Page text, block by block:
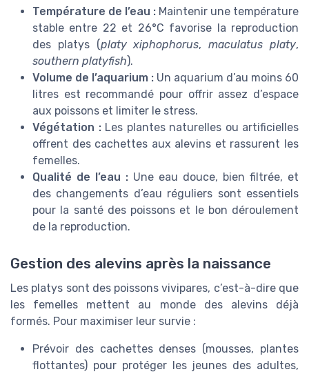
Température de l’eau : Maintenir une température
stable entre 22 et 26°C favorise la reproduction
des platys (platy xiphophorus,maculatus platy,
southern platyfish).
Volume de l’aquarium : Un aquarium d’au moins 60
litres est recommandé pour offrir assez d’espace
aux poissons et limiter le stress.
Végétation :Les plantes naturelles ou artificielles
offrent des cachettes aux alevins et rassurent les
femelles.
Qualité de l’eau : Une eau douce, bien filtrée, et
des changements d’eau réguliers sont essentiels
pour la santé des poissons et le bon déroulement
de la reproduction.
Gestion des alevins après la naissance
Les platys sont des poissons vivipares, c’est-à-dire que
les femelles mettent au monde des alevins déjà
formés. Pour maximiser leur survie :
Prévoir des cachettes denses (mousses, plantes
flottantes) pour protéger les jeunes des adultes,